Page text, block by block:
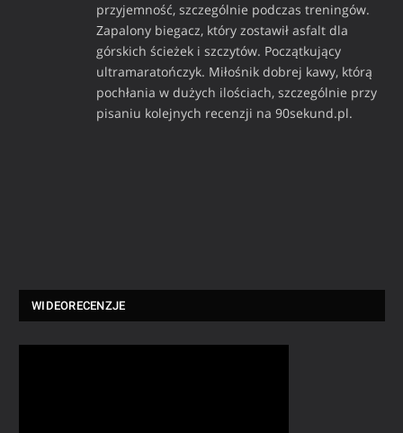
przyjemność, szczególnie podczas treningów.
Zapalony biegacz, który zostawił asfalt dla
górskich ścieżek i szczytów. Początkujący
ultramaratończyk. Miłośnik dobrej kawy, którą
pochłania w dużych ilościach, szczególnie przy
pisaniu kolejnych recenzji na 90sekund.pl.
WIDEORECENZJE